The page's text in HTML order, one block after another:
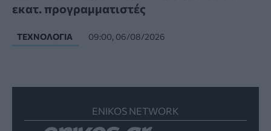
εκατ. προγραμματιστές
ΤΕΧΝΟΛΟΓΊΑ 09:00, 06/08/2026
ENIKOS NETWORK